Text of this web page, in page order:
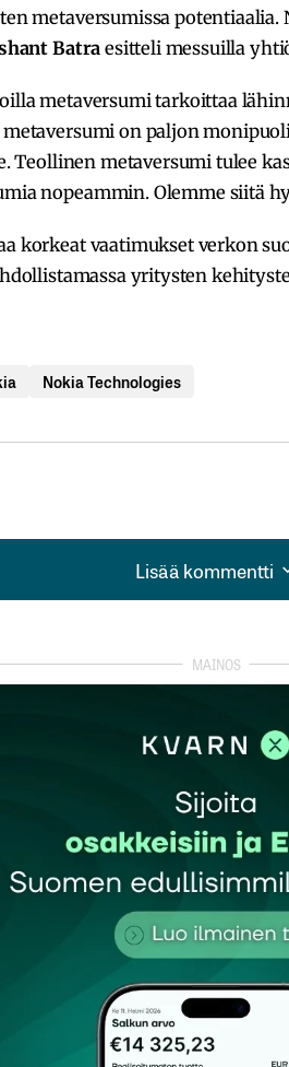
metaversumissa
Batraesitteli messuilla
metaversumi tarkoittaa
on paljon
Teollinen metaversumi tulee
nopeammin. Olemme siitä
korkeat vaatimukset verkon
yritysten
Nokia Technologies
Lisää kommentti
Lisää kommentti
Pakolliset kentät on